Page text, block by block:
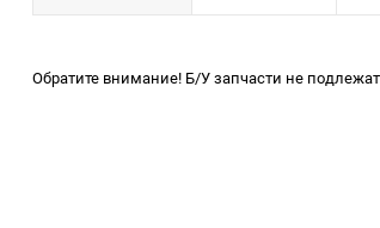
Обратите внимание! Б/У запчасти не